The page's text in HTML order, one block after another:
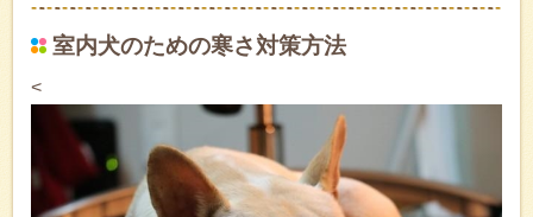
室内犬のための寒さ対策方法
<